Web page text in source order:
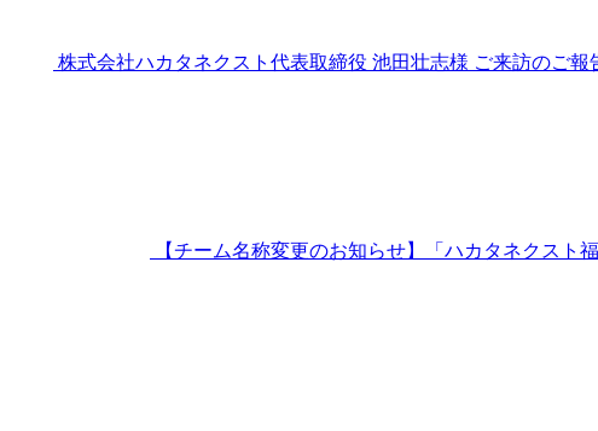
株式会社ハカタネクスト代表取締役 池田壮志様 ご来訪のご報
【チーム名称変更のお知らせ】「ハカタネクスト